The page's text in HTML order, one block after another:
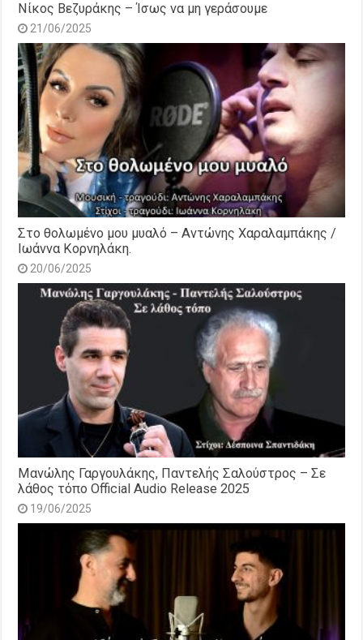
Νίκος Βεζυράκης – Ίσως να μη γεράσουμε
21/06/2025
Στο θολωμένο μου μυαλό – Αντώνης Χαραλαμπάκης /
Ιωάννα Κορνηλάκη.
20/06/2025
Μανώλης Γαργουλάκης, Παντελής Σαλούστρος – Σε
λάθος τόπο Official Audio Release 2025
19/06/2025